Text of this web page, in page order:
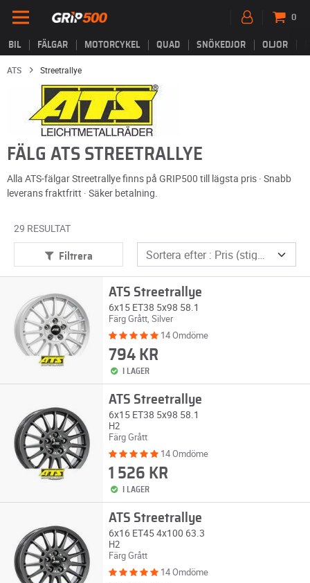
BIL FÄLGAR MOTORCYKEL QUAD SNÖKEDJOR OLJOR
0
ATS Streetrallye
FÄLG ATS STREETRALLYE
Alla ATS-fälgar Streetrallye finns på GRIP500 till lägsta pris · Snabb
leverans fraktfritt · Säker betalning.
29 RESULTAT
Filtrera
ATS Streetrallye
6x15 ET38 5x98 58.1
Färg Grått, Silver
14 Omdöme
794 KR
I LAGER
ATS Streetrallye
6x15 ET38 5x98 58.1
H2
Färg Grått
14 Omdöme
1 526 KR
I LAGER
ATS Streetrallye
6x16 ET45 4x100 63.3
H2
Färg Grått
14 Omdöme